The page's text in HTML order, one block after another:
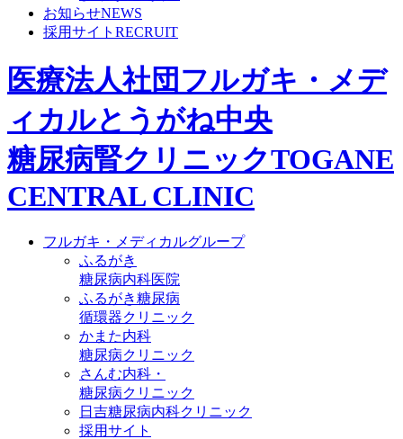
お知らせNEWS
採用サイト RECRUIT
医療法人社団フルガキ・メデ
ィカルとうがね中央
糖尿病腎クリニックTOGANE
CENTRAL CLINIC
フルガキ・メディカルグループ
ふるがき
糖尿病内科医院
ふるがき糖尿病
循環器クリニック
かまた内科
糖尿病クリニック
さんむ内科・
糖尿病クリニック
日吉糖尿病内科クリニック
採用サイト